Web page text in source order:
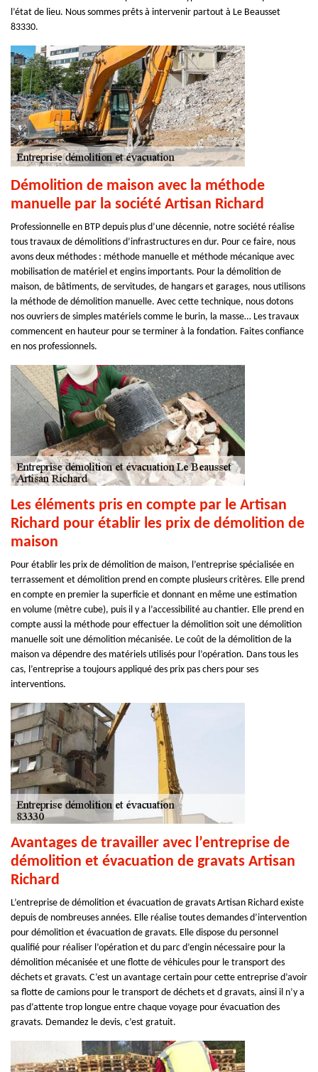
l’état de lieu. Nous sommes prêts à intervenir partout à Le Beausset
83330.
Démolition de maison avec la méthode
manuelle par la société Artisan Richard
Professionnelle en BTP depuis plus d’une décennie, notre société réalise
tous travaux de démolitions d’infrastructures en dur. Pour ce faire, nous
avons deux méthodes : méthode manuelle et méthode mécanique avec
mobilisation de matériel et engins importants. Pour la démolition de
maison, de bâtiments, de servitudes, de hangars et garages, nous utilisons
la méthode de démolition manuelle. Avec cette technique, nous dotons
nos ouvriers de simples matériels comme le burin, la masse… Les travaux
commencent en hauteur pour se terminer à la fondation. Faites confiance
en nos professionnels.
Les éléments pris en compte par le Artisan
Richard pour établir les prix de démolition de
maison
Pour établir les prix de démolition de maison, l’entreprise spécialisée en
terrassement et démolition prend en compte plusieurs critères. Elle prend
en compte en premier la superficie et donnant en même une estimation
en volume (mètre cube), puis il y a l’accessibilité au chantier. Elle prend en
compte aussi la méthode pour effectuer la démolition soit une démolition
manuelle soit une démolition mécanisée. Le coût de la démolition de la
maison va dépendre des matériels utilisés pour l’opération. Dans tous les
cas, l’entreprise a toujours appliqué des prix pas chers pour ses
interventions.
Avantages de travailler avec l’entreprise de
démolition et évacuation de gravats Artisan
Richard
L’entreprise de démolition et évacuation de gravats Artisan Richard existe
depuis de nombreuses années. Elle réalise toutes demandes d’intervention
pour démolition et évacuation de gravats. Elle dispose du personnel
qualifié pour réaliser l’opération et du parc d’engin nécessaire pour la
démolition mécanisée et une flotte de véhicules pour le transport des
déchets et gravats. C’est un avantage certain pour cette entreprise d’avoir
sa flotte de camions pour le transport de déchets et d gravats, ainsi il n’y a
pas d’attente trop longue entre chaque voyage pour évacuation des
gravats. Demandez le devis, c’est gratuit.